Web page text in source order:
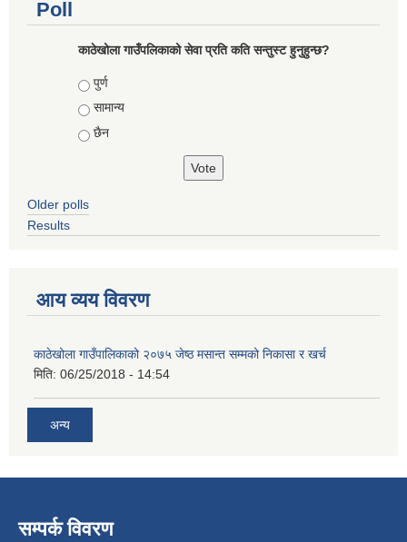
Poll
काठेखोला गाउँपलिकाको सेवा प्रति कति सन्तुस्ट हुनुहुन्छ?
Choices
पुर्ण
सामान्य
छैन
Older polls
Results
आय व्यय विवरण
काठेखोला गाउँपालिकाको २०७५ जेष्ठ मसान्त सम्मको निकासा र खर्च
मिति: 06/25/2018 - 14:54
अन्य
सम्पर्क विवरण